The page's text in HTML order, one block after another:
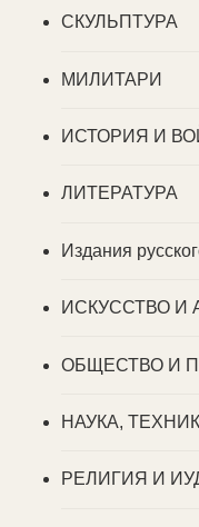
СКУЛЬПТУРА
МИЛИТАРИ
ИСТОРИЯ И
ЛИТЕРАТУРА
Издания
ИСКУССТВО И
ОБЩЕСТВО И
НАУКА,
РЕЛИГИЯ И